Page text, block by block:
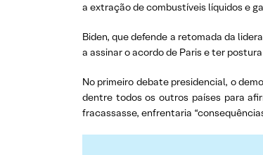
a extração de combustíveis líquidos e
Biden, que defende a retomada da
a assinar o acordo de Paris e ter
No primeiro debate presidencial, o
dentre todos os outros países para
fracassasse, enfrentaria